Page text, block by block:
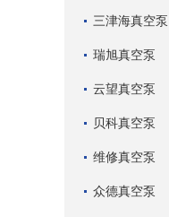
三津海真空泵
瑞旭真空泵
云望真空泵
贝科真空泵
维修真空泵
众德真空泵